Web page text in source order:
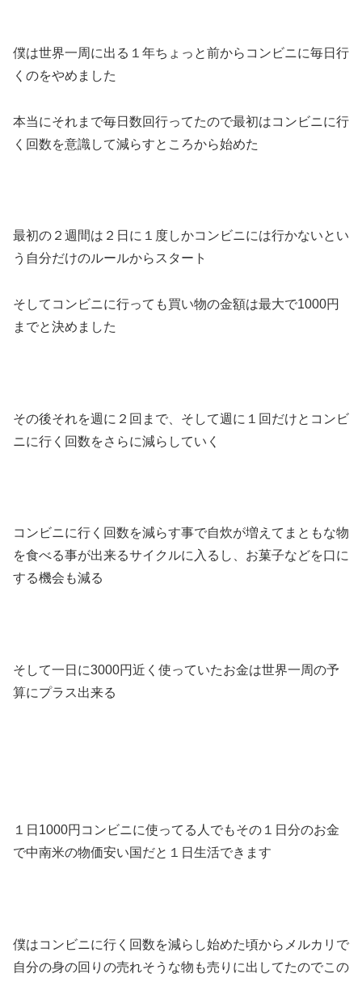
僕は世界一周に出る１年ちょっと前からコンビニに毎日行
くのをやめました
本当にそれまで毎日数回行ってたので最初はコンビニに行
く回数を意識して減らすところから始めた
最初の２週間は２日に１度しかコンビニには行かないとい
う自分だけのルールからスタート
そしてコンビニに行っても買い物の金額は最大で1000円
までと決めました
その後それを週に２回まで、そして週に１回だけとコンビ
ニに行く回数をさらに減らしていく
コンビニに行く回数を減らす事で自炊が増えてまともな物
を食べる事が出来るサイクルに入るし、お菓子などを口に
する機会も減る
そして一日に3000円近く使っていたお金は世界一周の予
算にプラス出来る
１日1000円コンビニに使ってる人でもその１日分のお金
で中南米の物価安い国だと１日生活できます
僕はコンビニに行く回数を減らし始めた頃からメルカリで
自分の身の回りの売れそうな物も売りに出してたのでこの